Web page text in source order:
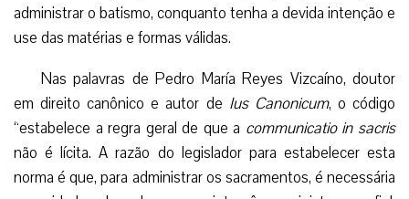
administrar o batismo, conquanto tenha a devida intenção e
use das matérias e formas válidas.
Nas palavras de Pedro María Reyes Vizcaíno, doutor
em direito canônico e autor de Ius Canonicum, o código
“estabelece a regra geral de que a communicatio in sacris
não é lícita. A razão do legislador para estabelecer esta
norma é que, para administrar os sacramentos, é necessária